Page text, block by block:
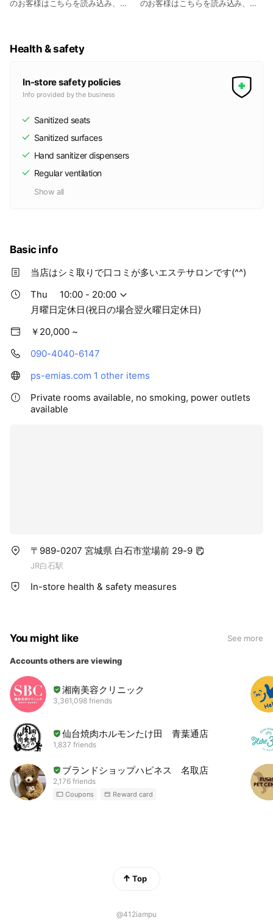
・au Pay(QRコード欄をご覧下さ
のお客様はこちらを読み込み、お
のお客様はこちらを読み込み、お
Health & safety
In-store safety policies
Info provided by the business
Sanitized seats
Sanitized surfaces
Hand sanitizer dispensers
Regular ventilation
Show all
Basic info
当店はシミ取りで口コミが多いエステサロンです(^^)
Thu
10:00 - 20:00
月曜日定休日(祝日の場合翌火曜日定休日)
￥20,000 ~
090-4040-6147
ps-emias.com 1 other items
Private rooms available, no smoking, power outlets
available
〒989-0207 宮城県 白石市堂場前 29-9
JR白石駅
In-store health & safety measures
You might like See more
Accounts others are viewing
湘南美容クリニック
3,361,098 friends
仙台焼肉ホルモンたけ田 青葉通店
1,837 friends
ブランドショップハピネス 名取店
2,176 friends
Coupons Reward card
Top
@412iampu